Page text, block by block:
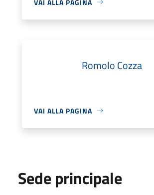
Romolo Cozza
VAI ALLA PAGINA
Sede principale